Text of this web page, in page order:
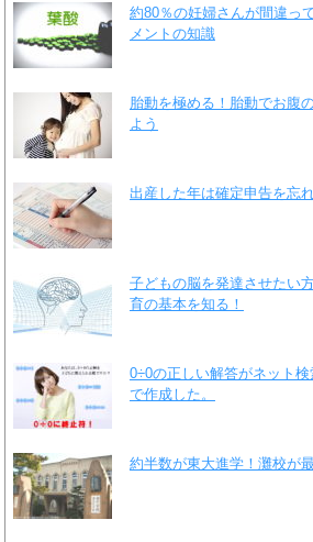
約80％の妊婦さんが間違っ
メントの知識
胎動を極める！胎動でお腹
よう
出産した年は確定申告を忘
子どもの脳を発達させたい
育の基本を知る！
0÷0の正しい解答がネット
で作成した。
約半数が東大進学！灘校が